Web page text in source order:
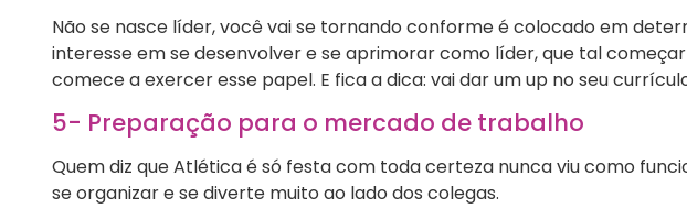
Não se nasce líder, você vai se tornando conforme é colocado em
interesse em se desenvolver e se aprimorar como líder, que tal
comece a exercer esse papel. E fica a dica: vai dar um up no seu
5- Preparação para o mercado de trabalho
Quem diz que Atlética é só festa com toda certeza nunca viu como
se organizar e se diverte muito ao lado dos colegas.